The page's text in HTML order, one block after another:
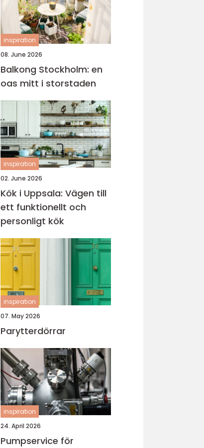
inspiration
08. June 2026
Balkong Stockholm: en
oas mitt i storstaden
inspiration
02. June 2026
Kök i Uppsala: Vägen till
ett funktionellt och
personligt kök
inspiration
07. May 2026
Parytterdörrar
inspiration
24. April 2026
Pumpservice för